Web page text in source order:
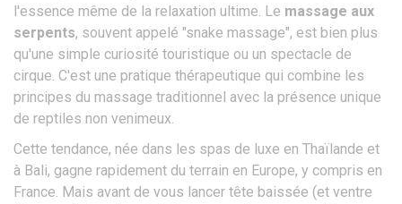
l'essence même de la relaxation ultime. Le massage aux
serpents, souvent appelé "snake massage", est bien plus
qu'une simple curiosité touristique ou un spectacle de
cirque. C'est une pratique thérapeutique qui combine les
principes du massage traditionnel avec la présence unique
de reptiles non venimeux.
Cette tendance, née dans les spas de luxe en Thaïlande et
à Bali, gagne rapidement du terrain en Europe, y compris en
France. Mais avant de vous lancer tête baissée (et ventre